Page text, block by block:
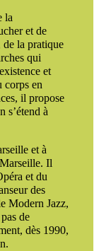
la
et de
de la pratique
qui
et
corps en
il propose
s’étend à
et à
Il
et du
des
Modern Jazz,
de
dès 1990,